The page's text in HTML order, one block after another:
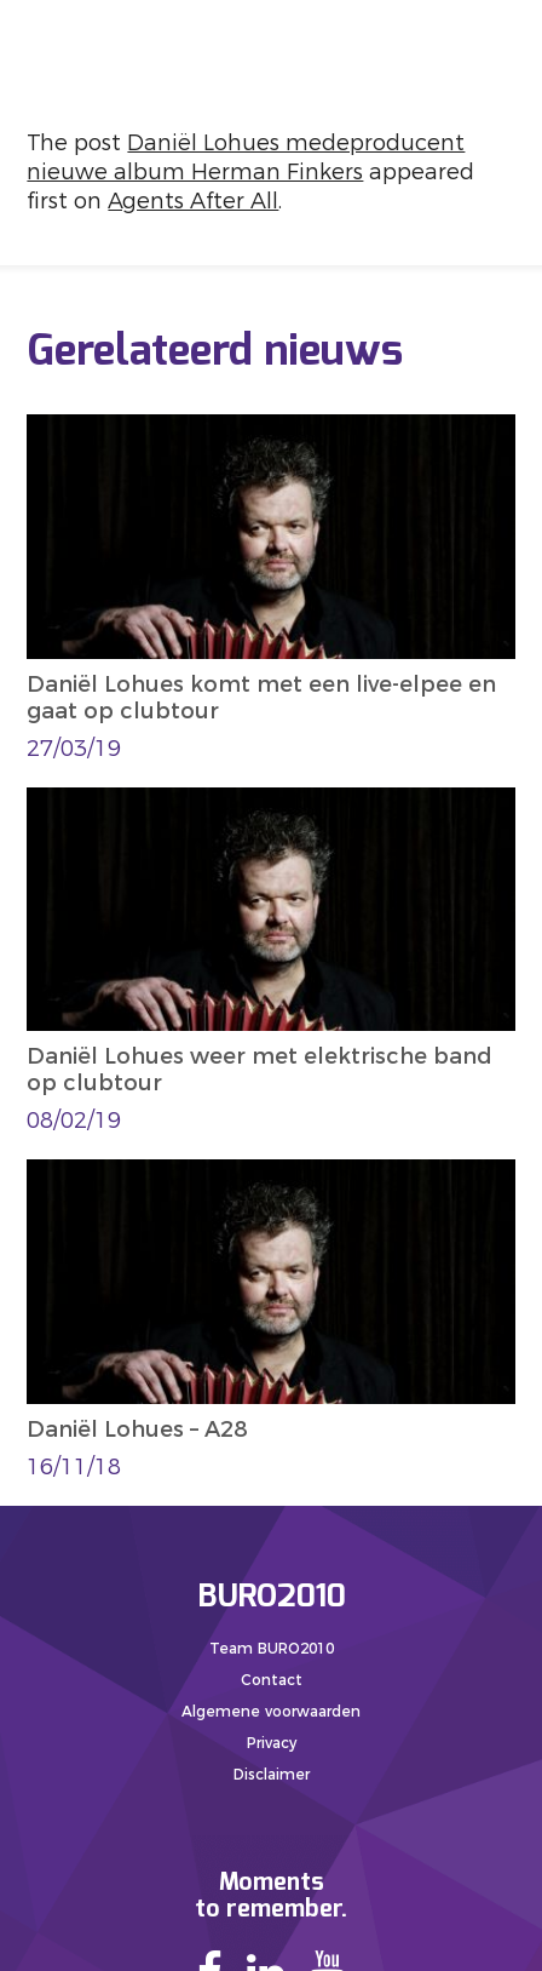
The post Daniël Lohues medeproducent
nieuwe album Herman Finkers appeared
first onAgents After All.
Gerelateerd nieuws
Daniël Lohues komt met een live-elpee en
gaat op clubtour
27/03/19
Daniël Lohues weer met elektrische band
op clubtour
08/02/19
Daniël Lohues – A28
16/11/18
BURO2010
Team BURO2010
Contact
Algemene voorwaarden
Privacy
Disclaimer
Moments
to remember.